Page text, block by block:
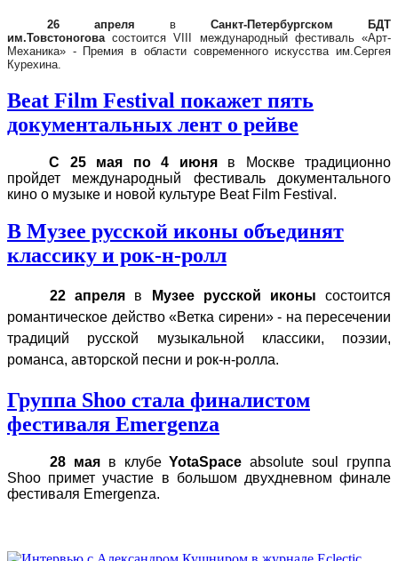
26 апреля вСанкт-Петербургском
БДТ
им.Товстоногова состоится VIII международный фестиваль «Арт-
Механика» - Премия в области современного искусства им.Сергея
Курехина.
Beat Film Festival покажет пять
документальных лент о рейве
C 25 мая по 4 июняв Москве традиционно
пройдет международный фестиваль документального
кино о музыке и новой культуре Beat Film Festival.
В Музее русской иконы объединят
классику и рок-н-ролл
22 апреля в Музее русской иконы состоится
романтическое действо «Ветка сирени» - на пересечении
традиций русской музыкальной классики, поэзии,
романса, авторской песни и рок-н-ролла.
Группа Shoo стала финалистом
фестиваля Emergenza
28 маяв клубеYotaSpace absolute soul
группа
Shoo примет участие в большом двухдневном финале
фестиваля Emergenza.